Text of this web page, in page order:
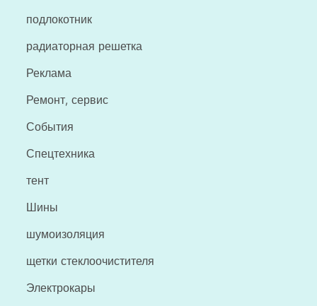
подлокотник
радиаторная решетка
Реклама
Ремонт, сервис
События
Спецтехника
тент
Шины
шумоизоляция
щетки стеклоочистителя
Электрокары